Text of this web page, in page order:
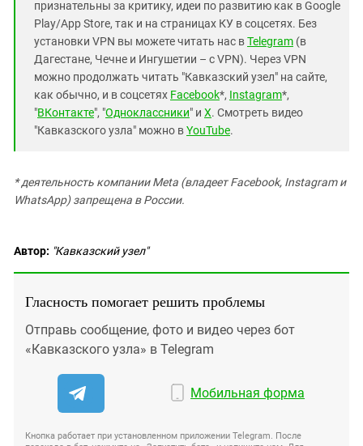
признательны за критику, идеи по развитию как в Google
Play/App Store, так и на страницах КУ в соцсетях. Без
установки VPN вы можете читать нас вTelegram (в
Дагестане, Чечне и Ингушетии – с VPN). Через VPN
можно продолжать читать "Кавказский узел" на сайте,
как обычно, и в соцсетях Facebook*, Instagram*,
"ВКонтакте", "Одноклассники" и X. Смотреть видео
"Кавказского узла" можно вYouTube.
* деятельность компании Meta (владеет Facebook, Instagram и
WhatsApp) запрещена в России.
Автор: "Кавказский узел"
Гласность помогает решить проблемы
Отправь сообщение, фото и видео через бот
«Кавказского узла» в Telegram
Мобильная форма
Кнопка работает при установленном приложении Telegram. После